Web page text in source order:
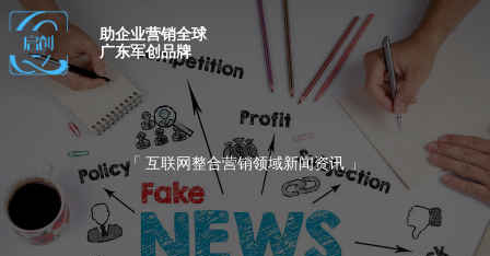
助企业营销全球
广东军创品牌
「 互联网整合营销领域新闻资讯 」